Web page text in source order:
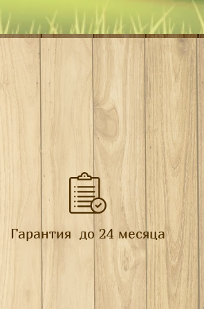
Гарантия до 24 месяца